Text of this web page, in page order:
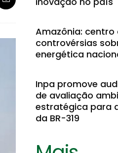
Amazônia: centro
controvérsias
energética
Inpa promove
de avaliação
estratégica para
da BR-319